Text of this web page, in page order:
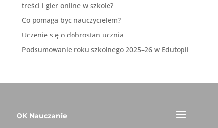
treści i gier online w szkole?
Co pomaga być nauczycielem?
Uczenie się o dobrostan ucznia
Podsumowanie roku szkolnego 2025–26 w Edutopii
OK Nauczanie